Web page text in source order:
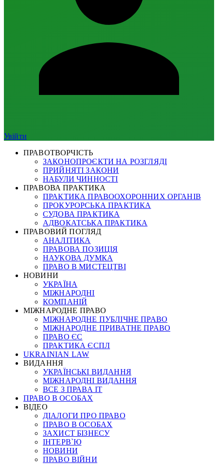
Увійти
ПРАВОТВОРЧІСТЬ
ЗАКОНОПРОЄКТИ НА РОЗГЛЯДІ
ПРИЙНЯТІ ЗАКОНИ
НАБУЛИ ЧИННОСТІ
ПРАВОВА ПРАКТИКА
ПРАКТИКА ПРАВООХОРОННИХ ОРГАНІВ
ПРОКУРОРСЬКА ПРАКТИКА
СУДОВА ПРАКТИКА
АДВОКАТСЬКА ПРАКТИКА
ПРАВОВИЙ ПОГЛЯД
АНАЛІТИКА
ПРАВОВА ПОЗИЦІЯ
НАУКОВА ДУМКА
ПРАВО В МИСТЕЦТВІ
НОВИНИ
УКРАЇНА
МІЖНАРОДНІ
КОМПАНІЙ
МІЖНАРОДНЕ ПРАВО
МІЖНАРОДНЕ ПУБЛІЧНЕ ПРАВО
МІЖНАРОДНЕ ПРИВАТНЕ ПРАВО
ПРАВО ЄС
ПРАКТИКА ЄСПЛ
UKRAINIAN LAW
ВИДАННЯ
УКРАЇНСЬКІ ВИДАННЯ
МІЖНАРОДНІ ВИДАННЯ
ВСЕ З ПРАВА ІТ
ПРАВО В ОСОБАХ
ВІДЕО
ДІАЛОГИ ПРО ПРАВО
ПРАВО В ОСОБАХ
ЗАХИСТ БІЗНЕСУ
ІНТЕРВ`Ю
НОВИНИ
ПРАВО ВІЙНИ